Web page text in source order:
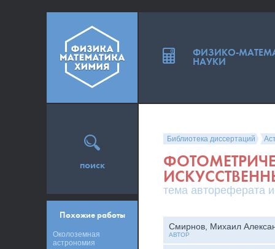
Библиотека диссертаций
тема автореферата
Смирнов, Михаил
АВТОР
поиск
Похожие работы
Околоземная
астрономия
ФИЗИКО-
НАУКИ